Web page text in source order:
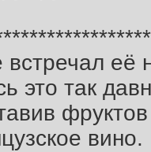
её
это так
фруктов
вино.